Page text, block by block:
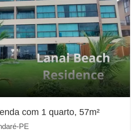
com 1 quarto, 57m²
PE